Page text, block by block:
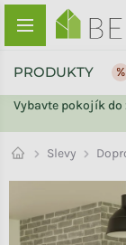
Přejít na obsah
Vybavte pokojík do
PRODUKTY
Slevy
ZPĚT DO
ZPĚT DO